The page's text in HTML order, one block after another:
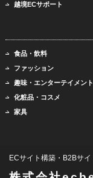
越境ECサポート
食品・飲料
ファッション
趣味・エンターテイメント
化粧品・コスメ
家具
ECサイト構築・B2Bサ